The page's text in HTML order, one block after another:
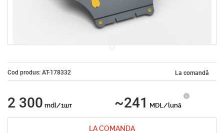
Cod produs: AT-178332 La comandă
2 300 mdl/1шт ~241 MDL/lună
LA COMANDA